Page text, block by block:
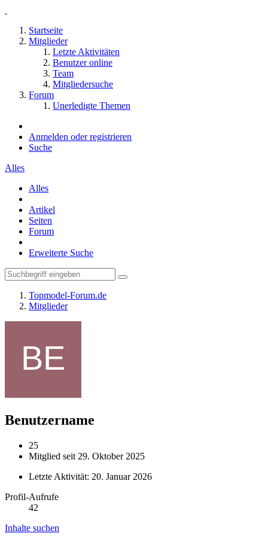
Startseite
Mitglieder
Letzte Aktivitäten
Benutzer online
Team
Mitgliedersuche
Forum
Unerledigte Themen
Anmelden oder registrieren
Suche
Alles
Alles
Artikel
Seiten
Forum
Erweiterte Suche
Topmodel-Forum.de
Mitglieder
Benutzername
25
Mitglied seit 29. Oktober 2025
Letzte Aktivität: 20. Januar 2026
Profil-Aufrufe
42
Inhalte suchen